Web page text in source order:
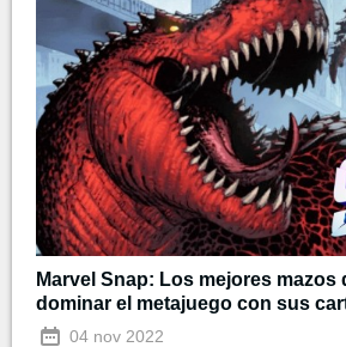
Marvel Snap: Los mejores mazos
dominar el metajuego con sus
04 nov 2022